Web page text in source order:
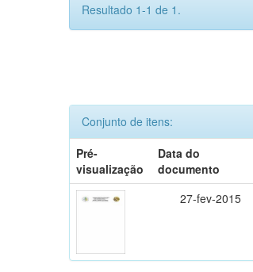
Resultado 1-1 de 1.
Conjunto de itens:
Pré-
visualização
Data do
documento
27-fev-2015